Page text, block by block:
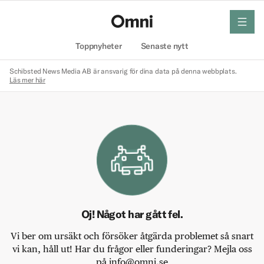
Toppnyheter Senaste nytt
meny
Schibsted News Media AB är ansvarig för dina data på denna webbplats.
Läs mer här
Oj! Något har gått fel.
Vi ber om ursäkt och försöker åtgärda problemet så snart
vi kan, håll ut! Har du frågor eller funderingar? Mejla oss